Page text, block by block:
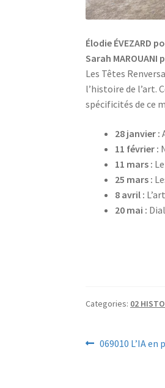
Élodie ÉVEZARD
Sarah MAROUANI
Les Têtes
l’histoire de l’art.
spécificités de ce
28 janvier :
11 février :
11 mars :
25 mars :
8 avril :
20 mai :
Categories: 02
Previous
069010 L’IA en